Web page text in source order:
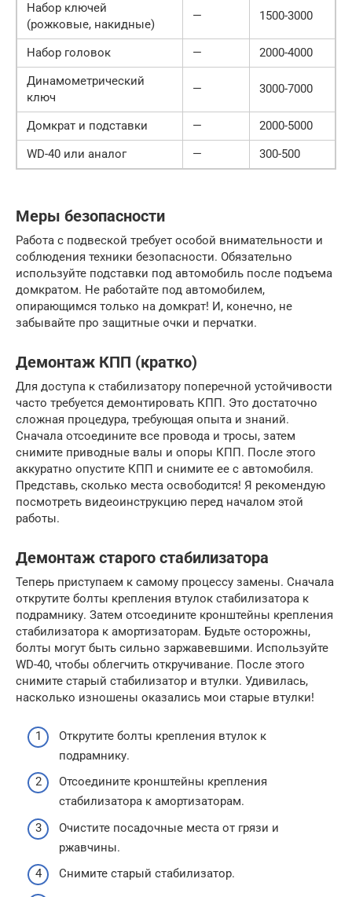
Набор ключей
(рожковые, накидные)
— 1500-3000
Набор головок —
2000-4000
Динамометрический
ключ
— 3000-7000
Домкрат и подставки —
2000-5000
WD-40 или аналог
— 300-500
Меры безопасности
Работа с подвеской требует особой внимательности и
соблюдения техники безопасности. Обязательно
используйте подставки под автомобиль после подъема
домкратом. Не работайте под автомобилем,
опирающимся только на домкрат! И, конечно, не
забывайте про защитные очки и перчатки.
Демонтаж КПП (кратко)
Для доступа к стабилизатору поперечной устойчивости
часто требуется демонтировать КПП. Это достаточно
сложная процедура, требующая опыта и знаний.
Сначала отсоедините все провода и тросы, затем
снимите приводные валы и опоры КПП. После этого
аккуратно опустите КПП и снимите ее с автомобиля.
Представь, сколько места освободится! Я рекомендую
посмотреть видеоинструкцию перед началом этой
работы.
Демонтаж старого стабилизатора
Теперь приступаем к самому процессу замены. Сначала
открутите болты крепления втулок стабилизатора к
подрамнику. Затем отсоедините кронштейны крепления
стабилизатора к амортизаторам. Будьте осторожны,
болты могут быть сильно заржавевшими. Используйте
WD-40, чтобы облегчить откручивание. После этого
снимите старый стабилизатор и втулки. Удивилась,
насколько изношены оказались мои старые втулки!
Открутите болты крепления втулок к
подрамнику.
Отсоедините кронштейны крепления
стабилизатора к амортизаторам.
Очистите посадочные места от грязи и
ржавчины.
Снимите старый стабилизатор.